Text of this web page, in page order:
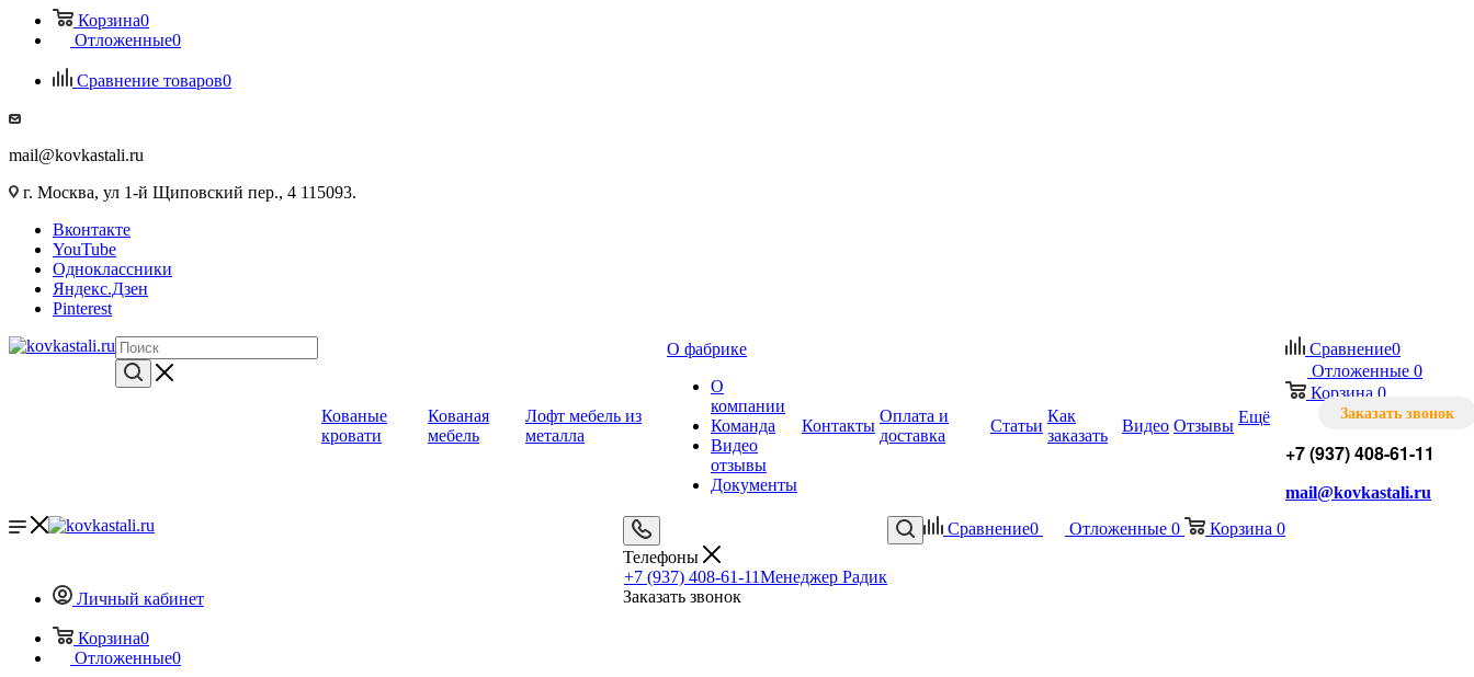
Корзина0
Отложенные0
Сравнение товаров0
mail@kovkastali.ru
г. Москва, ул 1-й Щиповский пер., 4 115093.
Вконтакте
YouTube
Одноклассники
Яндекс.Дзен
Pinterest
Сравнение0
Отложенные 0
Корзина 0
Заказать звонок
+7 (937) 408-61-11
mail@kovkastali.ru
Кованые
кровати
Кованая
мебель
Лофт мебель из
металла
О фабрике
О
компании
Команда
Видео
отзывы
Документы
Контакты
Оплата и
доставка
Статьи
Как
заказать
Видео Отзывы Ещё
Сравнение0 Отложенные 0 Корзина 0
Телефоны
+7 (937) 408-61-11Менеджер Радик
Заказать звонок
Личный кабинет
Корзина0
Отложенные0